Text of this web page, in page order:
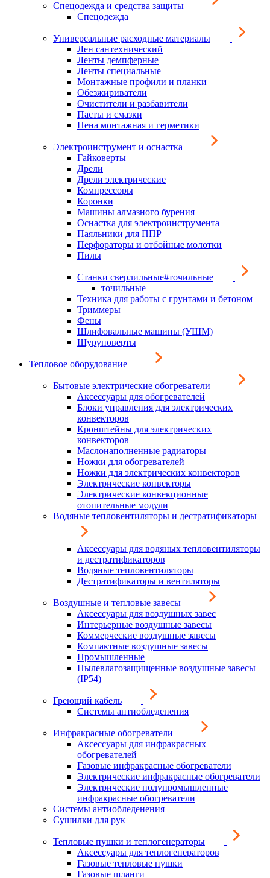
Спецодежда и средства защиты
Спецодежда
Универсальные расходные материалы
Лен сантехнический
Ленты демпферные
Ленты специальные
Монтажные профили и планки
Обезжириватели
Очистители и разбавители
Пасты и смазки
Пена монтажная и герметики
Электроинструмент и оснастка
Гайковерты
Дрели
Дрели электрические
Компрессоры
Коронки
Машины алмазного бурения
Оснастка для электроинструмента
Паяльники для ППР
Перфораторы и отбойные молотки
Пилы
Станки сверлильные#точильные
точильные
Техника для работы с грунтами и бетоном
Триммеры
Фены
Шлифовальные машины (УШМ)
Шуруповерты
Тепловое оборудование
Бытовые электрические обогреватели
Аксессуары для обогревателей
Блоки управления для электрических
конвекторов
Кронштейны для электрических
конвекторов
Маслонаполненные радиаторы
Ножки для обогревателей
Ножки для электрических конвекторов
Электрические конвекторы
Электрические конвекционные
отопительные модули
Водяные тепловентиляторы и дестратификаторы
Аксессуары для водяных тепловентиляторы
и дестратификаторов
Водяные тепловентиляторы
Дестратификаторы и вентиляторы
Воздушные и тепловые завесы
Аксессуары для воздушных завес
Интерьерные воздушные завесы
Коммерческие воздушные завесы
Компактные воздушные завесы
Промышленные
Пылевлагозащищенные воздушные завесы
(IP54)
Греющий кабель
Системы антиобледенения
Инфракрасные обогреватели
Аксессуары для инфракрасных
обогревателей
Газовые инфракрасные обогреватели
Электрические инфракрасные обогреватели
Электрические полупромышленные
инфракрасные обогреватели
Системы антиобледенения
Сушилки для рук
Тепловые пушки и теплогенераторы
Аксессуары для теплогенераторов
Газовые тепловые пушки
Газовые шланги